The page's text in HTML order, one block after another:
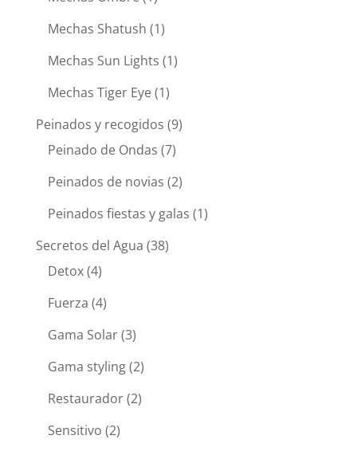
Mechas Shatush (1)
Mechas Sun Lights (1)
Mechas Tiger Eye(1)
Peinados y recogidos (9)
Peinado de Ondas (7)
Peinados de novias (2)
Peinados fiestas y galas (1)
Secretos del Agua (38)
Detox(4)
Fuerza (4)
Gama Solar(3)
Gama styling(2)
Restaurador(2)
Sensitivo (2)